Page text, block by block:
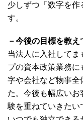
少しずつ「数字を作
す。
－今後の目標を教え
当法人に入社してま
プの資本政策業務
字や会社など物事全
た。今後も幅広い
験を重ねていきたい